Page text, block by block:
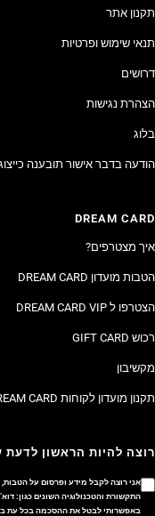
תקנון אתר
תנאי שימוש ופרטיות
דרושים
הצהרת נגישות
בלוג
הודעה בדבר אישור תובענה
DREAM CARD
איך מצטרפים?
הטבות מועדון DREAM CARD
הצטרפו ל DREAM CARD VIP
רכוש GIFT CARD
מקשיבון
תקנון מועדון לקוחות DREAM CARD
רוצה להיות הראשון
אני רוצה לקבל מידע ופרסום על
באפשרותי לבטל את ההסכמה בכל עת